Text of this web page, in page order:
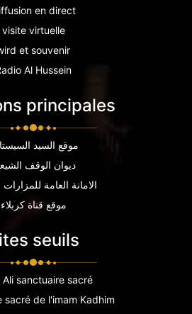
en direct
visite virtuelle
et souvenir
Al Hussein
principales
موقع السيد
ديوان الوقف
الامانة العامة للمزارات
موقع قناة كربلاء
seuils
Ali sanctuaire sacré
sacré de l'imam Kadhim